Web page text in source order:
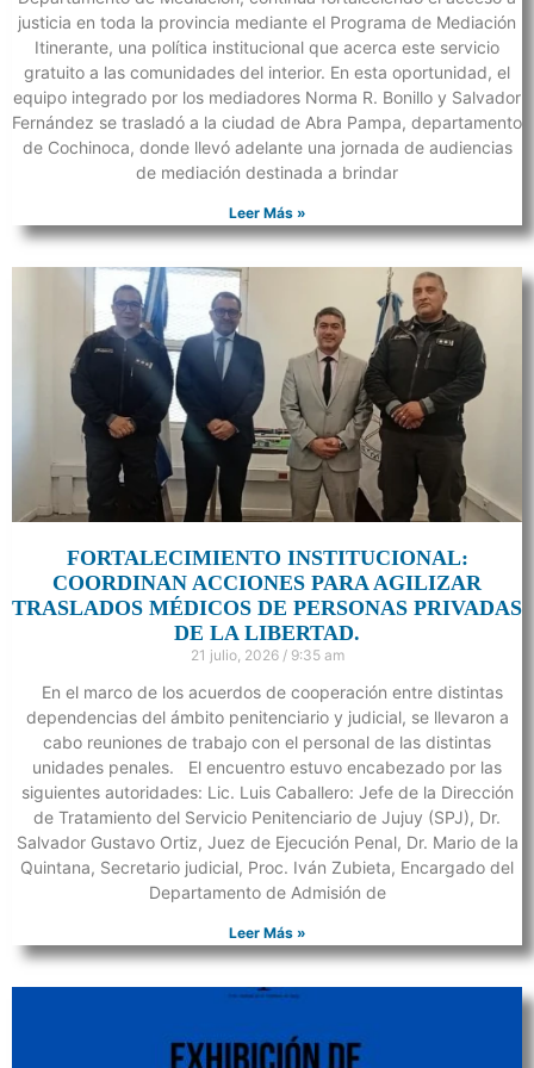
justicia en toda la provincia mediante el Programa de Mediación
Itinerante, una política institucional que acerca este servicio
gratuito a las comunidades del interior. En esta oportunidad, el
equipo integrado por los mediadores Norma R. Bonillo y Salvador
Fernández se trasladó a la ciudad de Abra Pampa, departamento
de Cochinoca, donde llevó adelante una jornada de audiencias
de mediación destinada a brindar
Leer Más »
FORTALECIMIENTO INSTITUCIONAL:
COORDINAN ACCIONES PARA AGILIZAR
TRASLADOS MÉDICOS DE PERSONAS PRIVADAS
DE LA LIBERTAD.
21 julio, 2026 9:35 am
En el marco de los acuerdos de cooperación entre distintas
dependencias del ámbito penitenciario y judicial, se llevaron a
cabo reuniones de trabajo con el personal de las distintas
unidades penales. El encuentro estuvo encabezado por las
siguientes autoridades: Lic. Luis Caballero: Jefe de la Dirección
de Tratamiento del Servicio Penitenciario de Jujuy (SPJ), Dr.
Salvador Gustavo Ortiz, Juez de Ejecución Penal, Dr. Mario de la
Quintana, Secretario judicial, Proc. Iván Zubieta, Encargado del
Departamento de Admisión de
Leer Más »